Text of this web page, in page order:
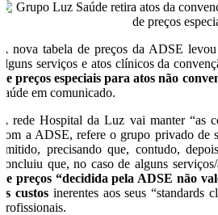
A nova tabela de preços da ADSE
alguns serviços e atos clínicos da
de preços especiais para atos não
saúde em comunicado.
A rede Hospital da Luz vai manter “as
com a ADSE, refere o grupo privado de
emitido, precisando que, contudo,
concluiu que, no caso de alguns
de preços “decidida pela ADSE não
os custos inerentes aos seus “standards
profissionais.